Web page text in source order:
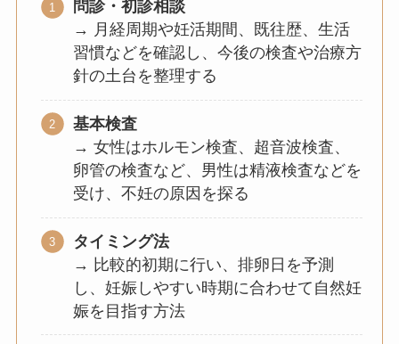
問診・初診相談
→ 月経周期や妊活期間、既往歴、生活
習慣などを確認し、今後の検査や治療方
針の土台を整理する
基本検査
→ 女性はホルモン検査、超音波検査、
卵管の検査など、男性は精液検査などを
受け、不妊の原因を探る
タイミング法
→ 比較的初期に行い、排卵日を予測
し、妊娠しやすい時期に合わせて自然妊
娠を目指す方法